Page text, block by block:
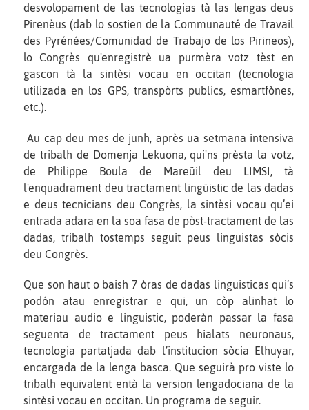
desvolopament de las tecnologias tà las lengas deus
Pirenèus (dab lo sostien de la Communauté de Travail
des Pyrénées/Comunidad de Trabajo de los Pirineos),
lo Congrès qu'enregistrè ua purmèra votz tèst en
gascon tà la sintèsi vocau en occitan (tecnologia
utilizada en los GPS, transpòrts publics, esmartfònes,
etc.).
Au cap deu mes de junh, après ua setmana intensiva
de tribalh de Domenja Lekuona, qui'ns prèsta la votz,
de Philippe Boula de Mareüil deu LIMSI, tà
l'enquadrament deu tractament lingüistic de las dadas
e deus tecnicians deu Congrès, la sintèsi vocau qu’ei
entrada adara en la soa fasa de pòst-tractament de las
dadas, tribalh tostemps seguit peus linguistas sòcis
deu Congrès.
Que son haut o baish 7 òras de dadas linguisticas qui’s
podón atau enregistrar e qui, un còp alinhat lo
materiau audio e linguistic, poderàn passar la fasa
seguenta de tractament peus hialats neuronaus,
tecnologia partatjada dab l’institucion sòcia Elhuyar,
encargada de la lenga basca. Que seguirà pro viste lo
tribalh equivalent entà la version lengadociana de la
sintèsi vocau en occitan. Un programa de seguir.